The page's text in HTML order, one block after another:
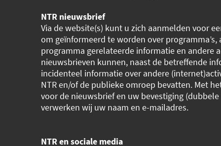
NTR nieuwsbrief
Via de website(s) kunt u zich aanmelden voor
om geïnformeerd te worden over programma’s,
programma gerelateerde informatie en andere
nieuwsbrieven kunnen, naast de betreffende
incidenteel informatie over andere
NTR en/of de publieke omroep bevatten. Met
voor de nieuwsbrief en uw bevestiging
verwerken wij uw naam en e-mailadres.
NTR en sociale media